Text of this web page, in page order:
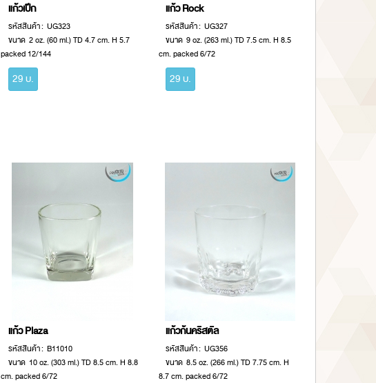
แก้วเป๊ก
รหัสสินค้า : UG323
ขนาด 2 oz. (60 ml.) TD 4.7 cm. H 5.7
packed 12/144
29 บ.
แก้ว Rock
รหัสสินค้า : UG327
ขนาด 9 oz. (263 ml.) TD 7.5 cm. H 8.5
cm. packed 6/72
29 บ.
แก้ว Plaza
รหัสสินค้า : B11010
ขนาด 10 oz. (303 ml.) TD 8.5 cm. H 8.8
cm. packed 6/72
แก้วก้นคริสตัล
รหัสสินค้า : UG356
ขนาด 8.5 oz. (266 ml.) TD 7.75 cm. H
8.7 cm. packed 6/72